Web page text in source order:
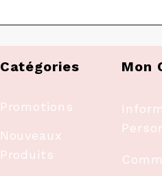
Catégories
Promotions
Nouveaux
Produits
Mon